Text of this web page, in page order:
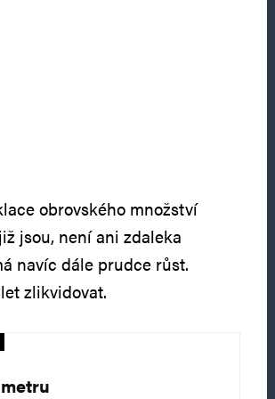
obrovského množství
jsou, není ani zdaleka
navíc dále prudce růst.
zlikvidovat.